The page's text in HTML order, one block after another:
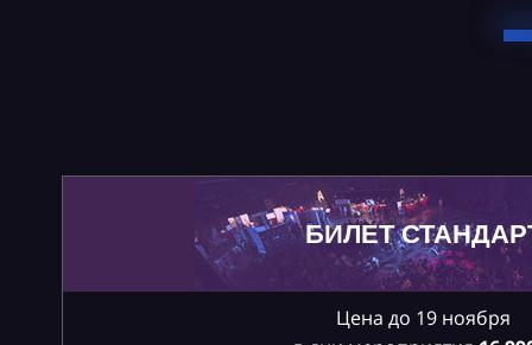
БИЛЕТ
Цена до 19 ноября